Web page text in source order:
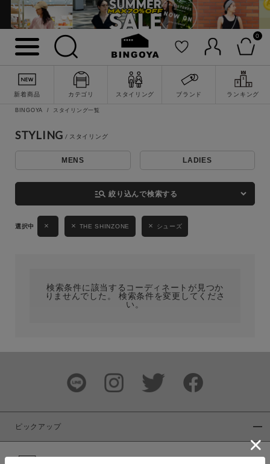
0
新着商品 カテゴリ スタイリング ブランド ランキング
詳細検索
BINGOYA スタイリング一覧
STYLING
MENS LADIES
manage_search 絞り込んで検索する
THE SHINZONE シューズ
検索条件に該当するコーディネートが見つか
りませんでした。 検索条件を変更してくださ
い。
ピックアップ